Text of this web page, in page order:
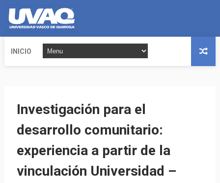
INICIO
Investigación para el
desarrollo comunitario:
experiencia a partir de la
vinculación Universidad –